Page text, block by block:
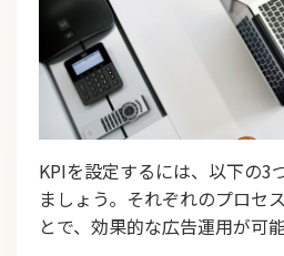
KPIを設定するには、以下の3
ましょう。それぞれのプロセ
とで、効果的な広告運用が可